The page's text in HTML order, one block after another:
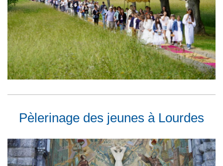
Pèlerinage des jeunes à Lourdes